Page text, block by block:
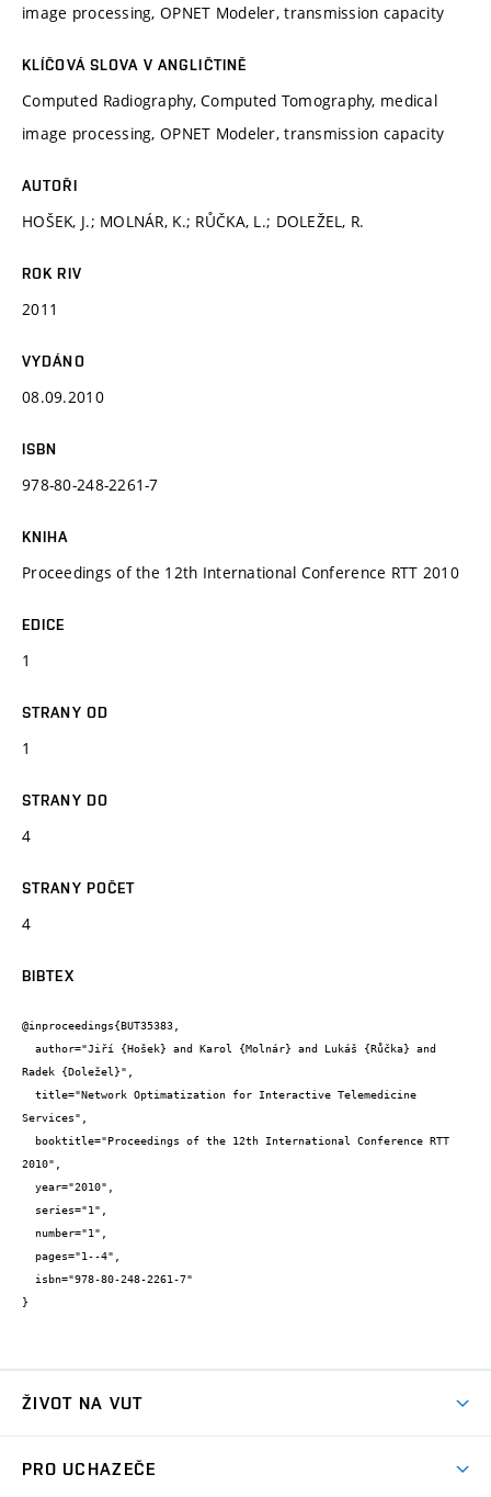
image processing, OPNET Modeler, transmission capacity
KLÍČOVÁ SLOVA V ANGLIČTINĚ
Computed Radiography, Computed Tomography, medical
image processing, OPNET Modeler, transmission capacity
AUTOŘI
HOŠEK, J.; MOLNÁR, K.; RŮČKA, L.; DOLEŽEL, R.
ROK RIV
2011
VYDÁNO
08.09.2010
ISBN
978-80-248-2261-7
KNIHA
Proceedings of the 12th International Conference RTT 2010
EDICE
1
STRANY OD
1
STRANY DO
4
STRANY POČET
4
BIBTEX
@inproceedings{BUT35383,
Radek {Doležel}",
Services",
2010",
}
ŽIVOT NA VUT
PRO UCHAZEČE